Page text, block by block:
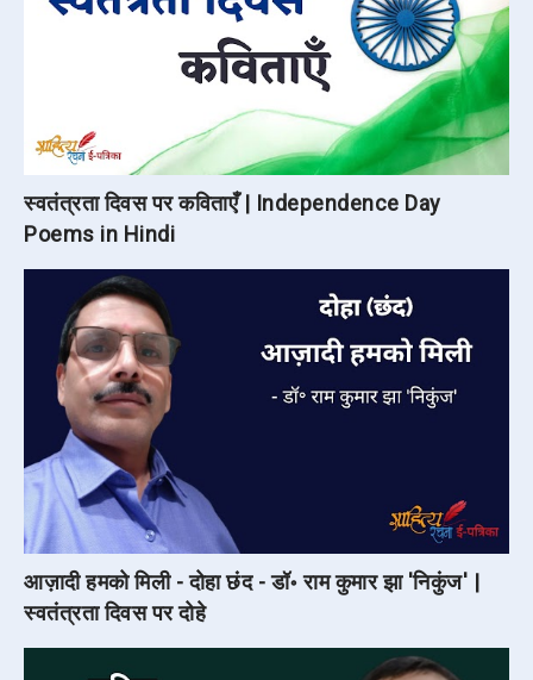
स्वतंत्रता दिवस पर कविताएँ | Independence Day
Poems in Hindi
आज़ादी हमको मिली - दोहा छंद - डॉ॰ राम कुमार झा 'निकुंज' |
स्वतंत्रता दिवस पर दोहे